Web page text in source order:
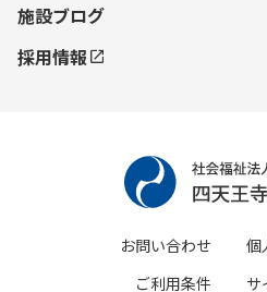
施設ブログ
採用情報
お問い合わせ
個
ご利用条件
サ